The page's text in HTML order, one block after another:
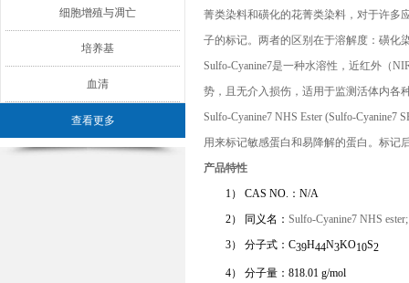
细胞增殖与凋亡
培养基
血清
查看更多
菁类染料和磺化的花菁类染料，对于许多
子的标记。两者的区别在于溶解度：磺化
Sulfo-Cyanine7是一种水溶性，近红外（N
势，且无介入损伤，适用于监测活体内各
Sulfo-Cyanine7 NHS Ester (Sulfo-Cyanine7
用来标记敏感蛋白和易降解的蛋白。标记
产品特性
1） CAS NO. ：N/A
2） 同义名： Sulfo-Cyanine7 NHS
3） 分子式：C39H44N3KO10S2
4） 分子量： 818.01 g/mol